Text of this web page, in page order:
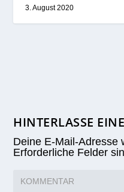
3. August 2020
HINTERLASSE
Deine E-Mail-Adresse
Erforderliche Felder